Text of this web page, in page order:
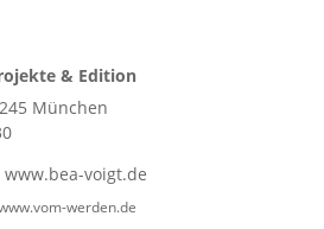
& Edition
München
www.bea-voigt.de
werden.de